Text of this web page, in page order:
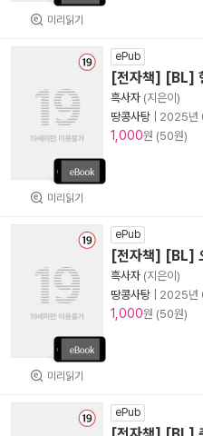
미리읽기
미리읽기
ePub
[전자책] [BL]
흑사자 (지은이)
땅콩사탕
2025년
1,000원 (50원)
미리읽기
ePub
[전자책] [BL]
흑사자 (지은이)
땅콩사탕
2025년
1,000원 (50원)
ePub